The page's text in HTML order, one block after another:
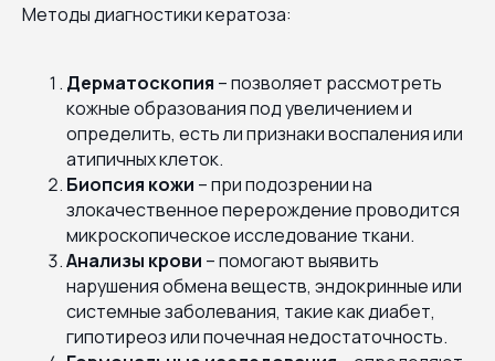
Методы диагностики кератоза:
Дерматоскопия – позволяет рассмотреть
кожные образования под увеличением и
определить, есть ли признаки воспаления или
атипичных клеток.
Биопсия кожи – при подозрении на
злокачественное перерождение проводится
микроскопическое исследование ткани.
Анализы крови – помогают выявить
нарушения обмена веществ, эндокринные или
системные заболевания, такие как диабет,
гипотиреоз или почечная недостаточность.